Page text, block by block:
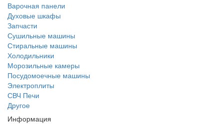
Варочная панели
Духовые шкафы
Запчасти
Сушильные машины
Стиральные машины
Холодильники
Морозильные камеры
Посудомоечные машины
Электроплиты
СВЧ Печи
Другое
Информация